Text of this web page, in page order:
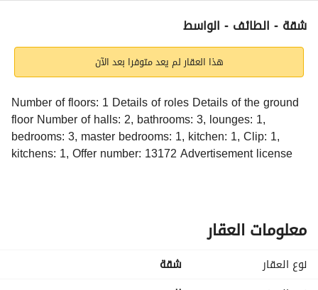
التفاصيل معلومات ترخيص الإعلانشقة - الطائف - الواسط
هذا العقار لم يعد متوفرا بعد الآن
Number of floors: 1 Details of roles Details of the ground
floor Number of halls: 2, bathrooms: 3, lounges: 1,
bedrooms: 3, master bedrooms: 1, kitchen: 1, Clip: 1,
kitchens: 1, Offer number: 13172 Advertisement license
معلومات العقار
نوع العقار
شقة